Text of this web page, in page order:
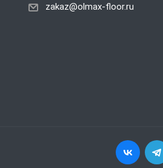
zakaz@olmax-floor.ru